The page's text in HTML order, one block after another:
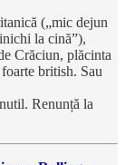
(„mic dejun
la cină”),
Crăciun, plăcinta
british. Sau
Renunță la